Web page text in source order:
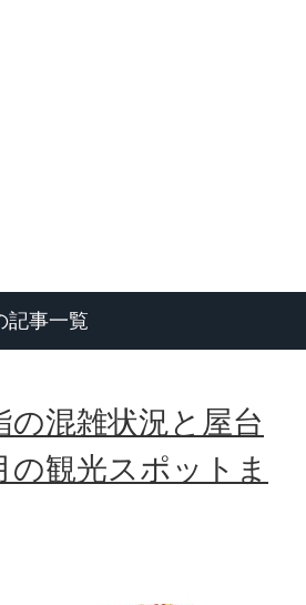
記事一覧
の混雑状況と屋台
観光スポットま